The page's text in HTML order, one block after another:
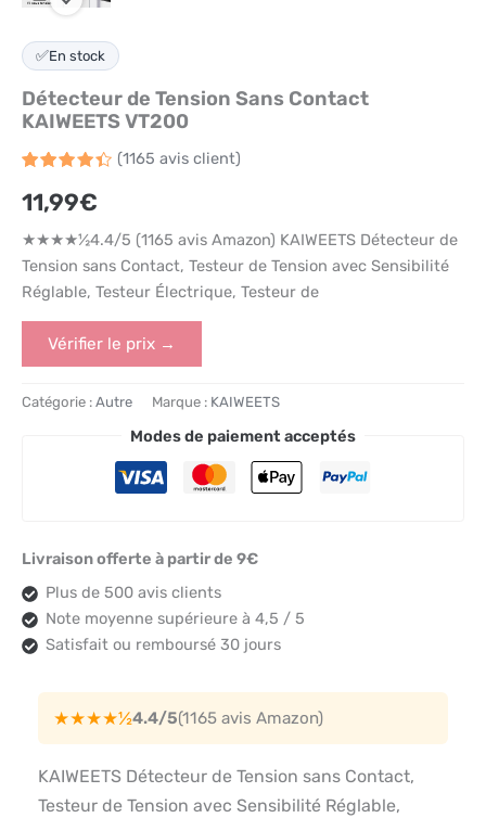
✅En stock
Détecteur de Tension Sans Contact
KAIWEETS VT200
sur 5
basé
notations
client
(1165 avis client)
11,99€
★★★★½4.4/5 (1165 avis Amazon) KAIWEETS Détecteur de
Tension sans Contact, Testeur de Tension avec Sensibilité
Réglable, Testeur Électrique, Testeur de
Vérifier le prix →
Catégorie : Autre Marque : KAIWEETS
Modes de paiement acceptés
Livraison offerte à partir de 9€
Plus de 500 avis clients
Note moyenne supérieure à 4,5 / 5
Satisfait ou remboursé 30 jours
★★★★½4.4/5(1165 avis Amazon)
KAIWEETS Détecteur de Tension sans Contact,
Testeur de Tension avec Sensibilité Réglable,